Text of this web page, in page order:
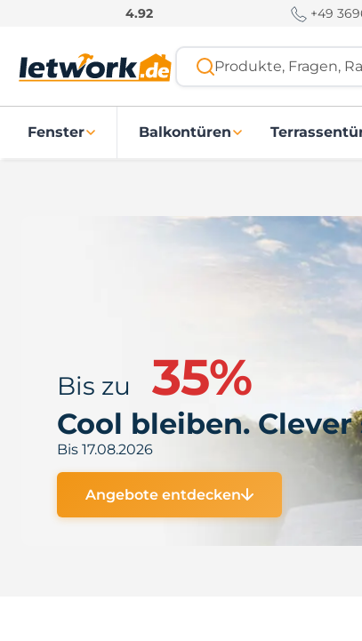
4.92 +49
Produkte, Fragen,
Fenster Balkontüren
Bis zu 35%
Cool bleiben. Clever
Bis 17.08.2026
Angebote entdecken